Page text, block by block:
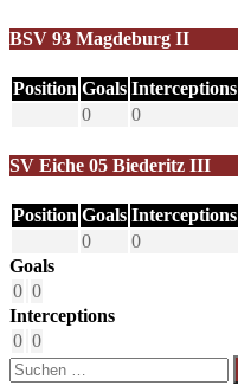
BSV 93 Magdeburg II
Position Goals Interceptions
0
0
SV Eiche 05 Biederitz III
Position Goals Interceptions
0
0
Goals
0 0
Interceptions
0 0
Suchen
nach: